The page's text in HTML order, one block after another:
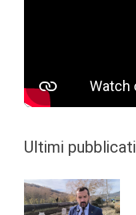
Ultimi pubblicati